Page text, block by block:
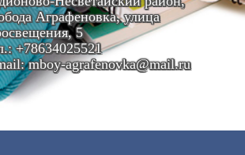
Аграфеновка, улица
5
+78634025521
mboy-agrafenovka@mail.ru